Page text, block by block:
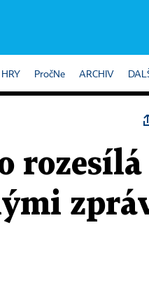
HRY PročNe ARCHIV